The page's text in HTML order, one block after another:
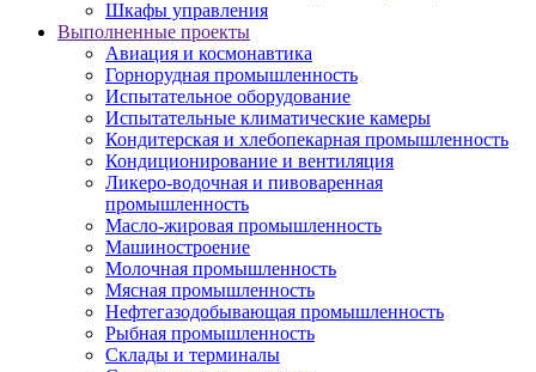
Шкафы управления
Выполненные проекты
Авиация и космонавтика
Горнорудная промышленность
Испытательное оборудование
Испытательные климатические камеры
Кондитерская и хлебопекарная промышленность
Кондиционирование и вентиляция
Ликеро-водочная и пивоваренная
промышленность
Масло-жировая промышленность
Машиностроение
Молочная промышленность
Мясная промышленность
Нефтегазодобывающая промышленность
Рыбная промышленность
Склады и терминалы